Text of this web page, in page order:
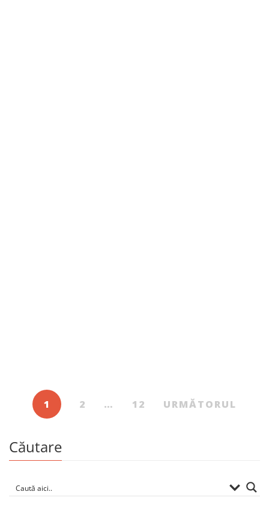
1 2 … 12 URMĂTORUL
Căutare